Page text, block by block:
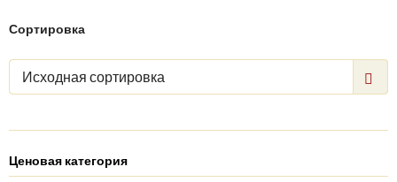
Сортировка
Исходная сортировка
Ценовая категория